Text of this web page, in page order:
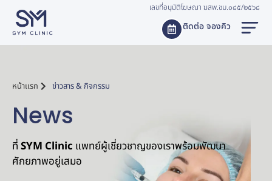
เลขที่อนุมัติโฆษณา ฆสพ.ชม.๐๘๕/๒๕๖๘
ติดต่อ จองคิว
หน้าเเรก ข่าวสาร & กิจกรรม
News
ที่SYM Clinic แพทย์ผู้เชี่ยวชาญของเราพร้อมพัฒนา
ศักยภาพอยู่เสมอ